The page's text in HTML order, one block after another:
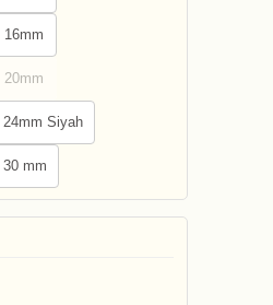
16mm
20mm
24mm Siyah
30 mm